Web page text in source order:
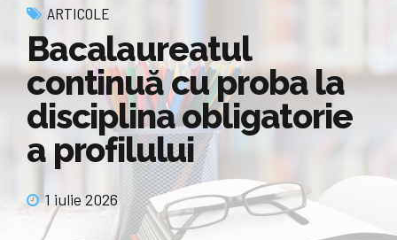
ARTICOLE
Bacalaureatul
continuă cu proba la
disciplina obligatorie
a profilului
1 iulie 2026